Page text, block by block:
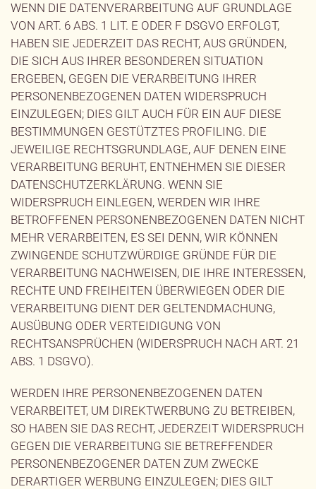
WENN DIE DATENVERARBEITUNG AUF GRUNDLAGE
VON ART. 6 ABS. 1 LIT. E ODER F DSGVO ERFOLGT,
HABEN SIE JEDERZEIT DAS RECHT, AUS GRÜNDEN,
DIE SICH AUS IHRER BESONDEREN SITUATION
ERGEBEN, GEGEN DIE VERARBEITUNG IHRER
PERSONENBEZOGENEN DATEN WIDERSPRUCH
EINZULEGEN; DIES GILT AUCH FÜR EIN AUF DIESE
BESTIMMUNGEN GESTÜTZTES PROFILING. DIE
JEWEILIGE RECHTSGRUNDLAGE, AUF DENEN EINE
VERARBEITUNG BERUHT, ENTNEHMEN SIE DIESER
DATENSCHUTZERKLÄRUNG. WENN SIE
WIDERSPRUCH EINLEGEN, WERDEN WIR IHRE
BETROFFENEN PERSONENBEZOGENEN DATEN NICHT
MEHR VERARBEITEN, ES SEI DENN, WIR KÖNNEN
ZWINGENDE SCHUTZWÜRDIGE GRÜNDE FÜR DIE
VERARBEITUNG NACHWEISEN, DIE IHRE INTERESSEN,
RECHTE UND FREIHEITEN ÜBERWIEGEN ODER DIE
VERARBEITUNG DIENT DER GELTENDMACHUNG,
AUSÜBUNG ODER VERTEIDIGUNG VON
RECHTSANSPRÜCHEN (WIDERSPRUCH NACH ART. 21
ABS. 1 DSGVO).
WERDEN IHRE PERSONENBEZOGENEN DATEN
VERARBEITET, UM DIREKTWERBUNG ZU BETREIBEN,
SO HABEN SIE DAS RECHT, JEDERZEIT WIDERSPRUCH
GEGEN DIE VERARBEITUNG SIE BETREFFENDER
PERSONENBEZOGENER DATEN ZUM ZWECKE
DERARTIGER WERBUNG EINZULEGEN; DIES GILT